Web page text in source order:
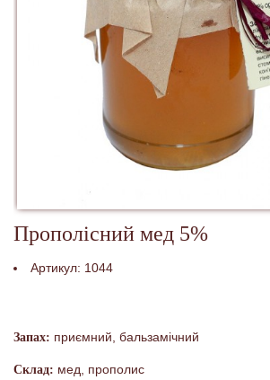
Прополісний мед 5%
Артикул: 1044
Запах: приємний, бальзамічний
Склад: мед, прополис